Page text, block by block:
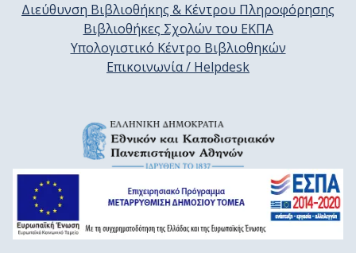
Διεύθυνση Βιβλιοθήκης & Κέντρου Πληροφόρησης
Βιβλιοθήκες Σχολών του ΕΚΠΑ
Υπολογιστικό Κέντρο Βιβλιοθηκών
Επικοινωνία / Helpdesk